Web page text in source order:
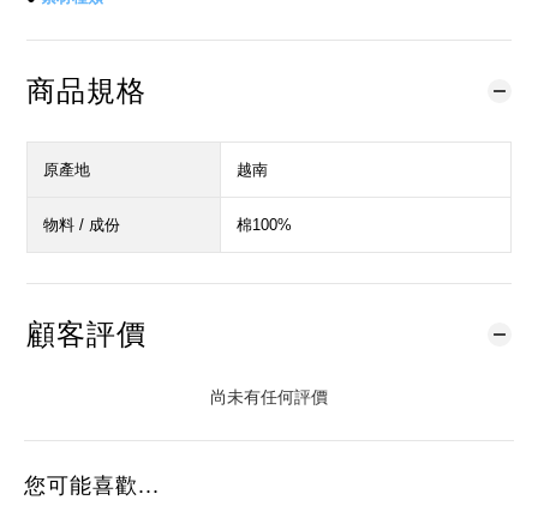
商品規格
原產地 越南
物料 / 成份 棉100%
顧客評價
尚未有任何評價
您可能喜歡...